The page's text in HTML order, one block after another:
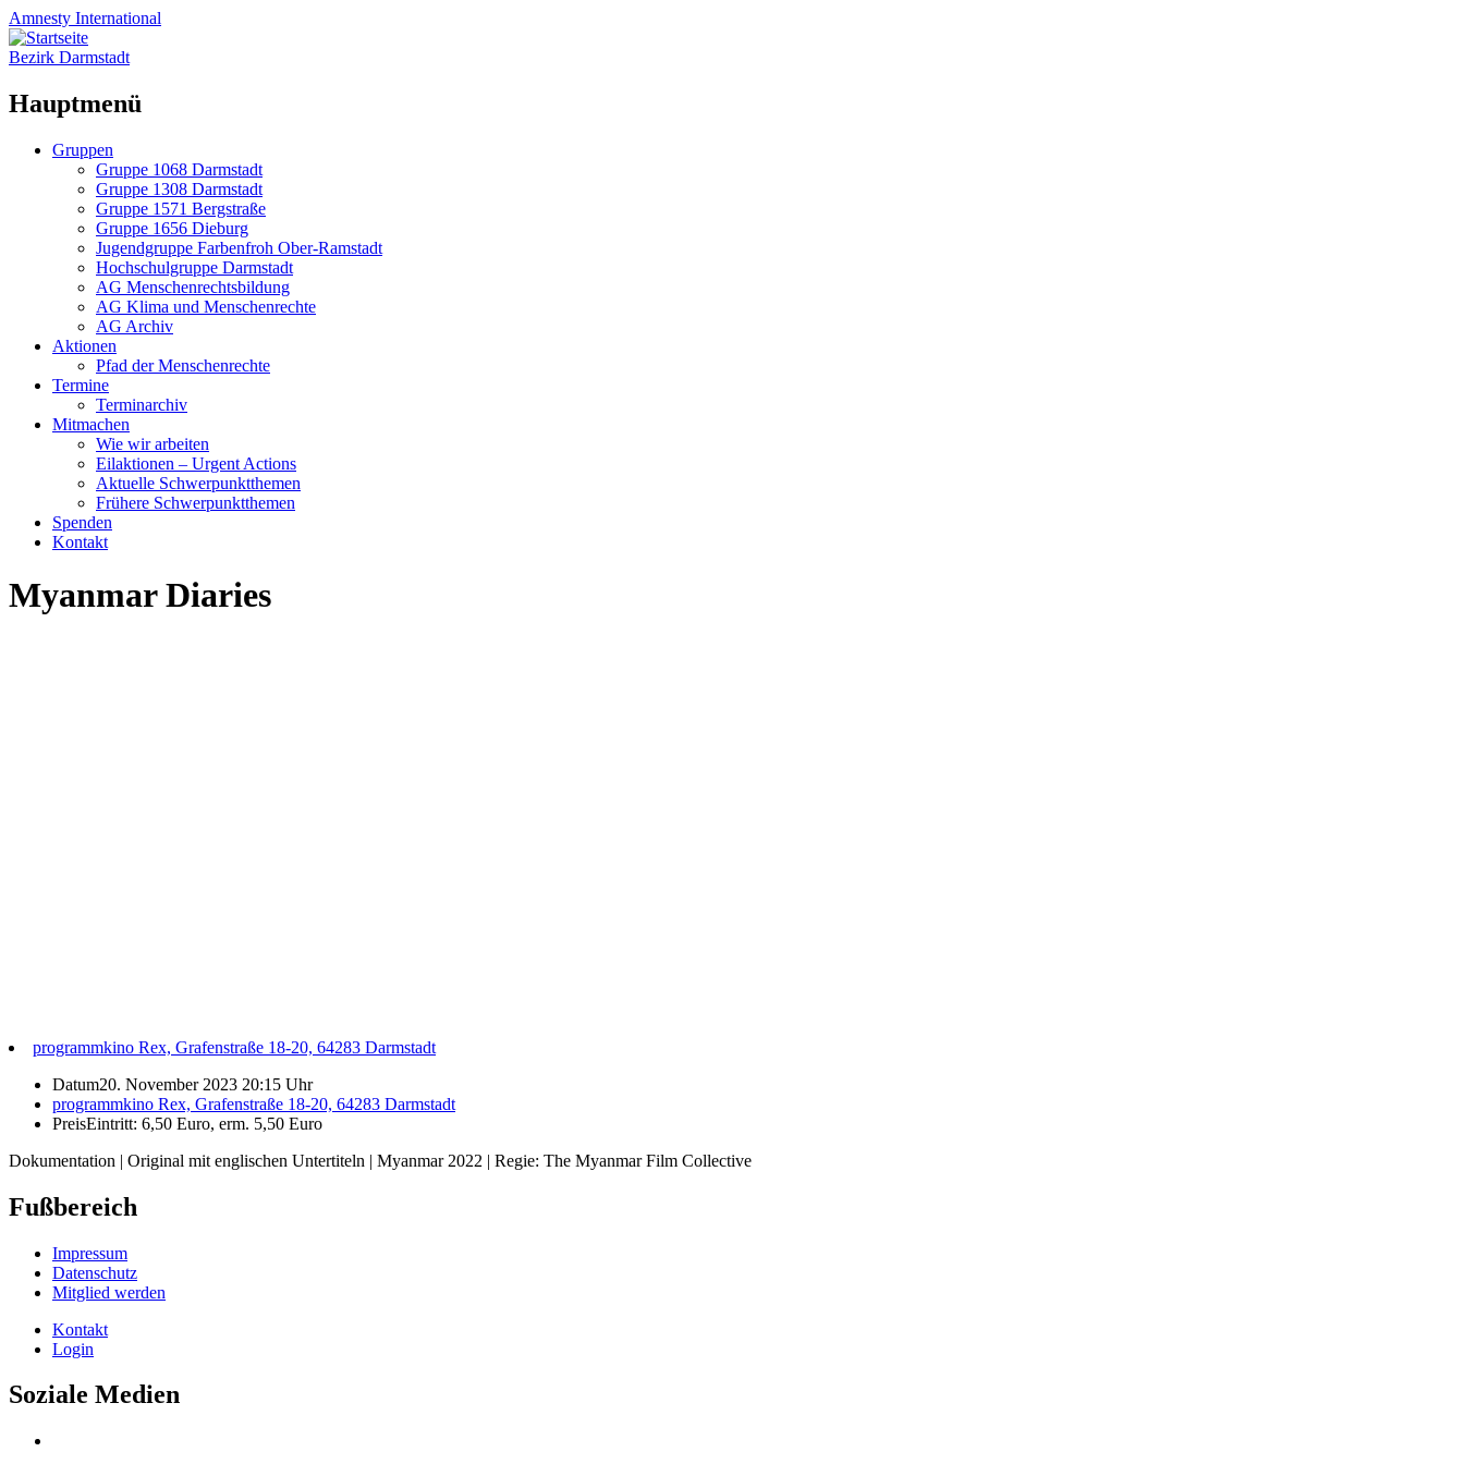
Amnesty International
Bezirk Darmstadt
Hauptmenü
Zum
Gruppen
Gruppe 1068 Darmstadt
Gruppe 1308 Darmstadt
Gruppe 1571 Bergstraße
Gruppe 1656 Dieburg
Jugendgruppe Farbenfroh Ober-Ramstadt
Hochschulgruppe Darmstadt
AG Menschenrechtsbildung
AG Klima und Menschenrechte
AG Archiv
Aktionen
Pfad der Menschenrechte
Termine
Terminarchiv
Mitmachen
Wie wir arbeiten
Eilaktionen – Urgent Actions
Aktuelle Schwerpunktthemen
Frühere Schwerpunktthemen
Spenden
Kontakt
Myanmar Diaries
programmkino Rex, Grafenstraße 18-20, 64283 Darmstadt
Datum20. November 2023 20:15 Uhr
programmkino Rex, Grafenstraße 18-20, 64283 Darmstadt
PreisEintritt: 6,50 Euro, erm. 5,50 Euro
Dokumentation | Original mit englischen Untertiteln | Myanmar 2022 | Regie: The Myanmar Film Collective
Fußbereich
Impressum
Datenschutz
Mitglied werden
Kontakt
Login
Soziale Medien